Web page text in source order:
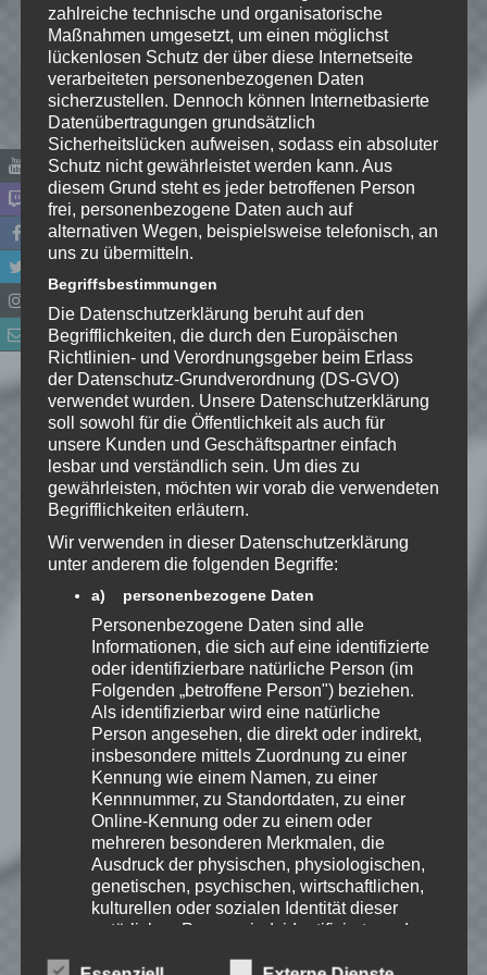
Name*
Website
*Ich habe die
Datenschutzerklärungzur
Kenntnis genommen. Ich stimme
zu, dass meine Angaben dauerhaft
gespeichert werden.
Benachrichtige mich über
nachfolgende Kommentare via E-
Mail.
Benachrichtige mich über neue
Beiträge via E-Mail.
EmKa
Ich bin leidenschaftlicher
Gamer und schaue mir
eigentlich alles Neue an.
Jedes Spiel hat seine faire
jemandem das Hobby Videospielen näher
zahlreiche technische und organisatorische
Maßnahmen umgesetzt, um einen möglichst
lückenlosen Schutz der über diese Internetseite
verarbeiteten personenbezogenen Daten
sicherzustellen. Dennoch können Internetbasierte
Datenübertragungen grundsätzlich
Sicherheitslücken aufweisen, sodass ein absoluter
Schutz nicht gewährleistet werden kann. Aus
diesem Grund steht es jeder betroffenen Person
frei, personenbezogene Daten auch auf
alternativen Wegen, beispielsweise telefonisch, an
uns zu übermitteln.
Begriffsbestimmungen
Die Datenschutzerklärung beruht auf den
Begrifflichkeiten, die durch den Europäischen
Richtlinien- und Verordnungsgeber beim Erlass
der Datenschutz-Grundverordnung (DS-GVO)
verwendet wurden. Unsere Datenschutzerklärung
soll sowohl für die Öffentlichkeit als auch für
unsere Kunden und Geschäftspartner einfach
lesbar und verständlich sein. Um dies zu
gewährleisten, möchten wir vorab die verwendeten
Begrifflichkeiten erläutern.
Wir verwenden in dieser Datenschutzerklärung
unter anderem die folgenden Begriffe:
a) personenbezogene Daten
Personenbezogene Daten sind alle
Informationen, die sich auf eine identifizierte
oder identifizierbare natürliche Person (im
Folgenden „betroffene Person") beziehen.
Als identifizierbar wird eine natürliche
Person angesehen, die direkt oder indirekt,
insbesondere mittels Zuordnung zu einer
Kennung wie einem Namen, zu einer
Kennnummer, zu Standortdaten, zu einer
Online-Kennung oder zu einem oder
mehreren besonderen Merkmalen, die
Ausdruck der physischen, physiologischen,
genetischen, psychischen, wirtschaftlichen,
kulturellen oder sozialen Identität dieser
natürlichen Person sind, identifiziert werden